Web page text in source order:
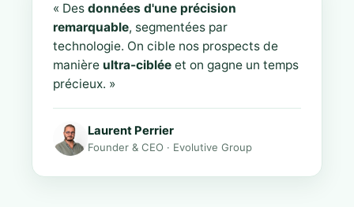
« Des données d'une précision
remarquable, segmentées par
technologie. On cible nos prospects de
manière ultra-ciblée et on gagne un temps
précieux. »
Laurent Perrier
Founder & CEO · Evolutive Group